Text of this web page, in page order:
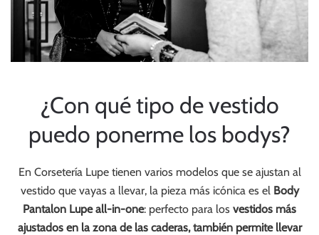
¿Con qué tipo de vestido
puedo ponerme los bodys?
En Corsetería Lupe tienen varios modelos que se ajustan al
vestido que vayas a llevar, la pieza más icónica es el Body
Pantalon Lupe all-in-one: perfecto para los vestidos más
ajustados en la zona de las caderas, también permite llevar